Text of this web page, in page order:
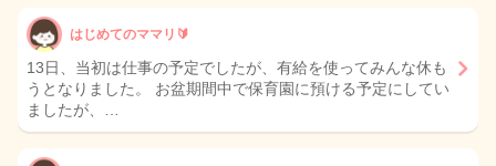
はじめてのママリ🔰
13日、当初は仕事の予定でしたが、有給を使ってみんな休も
うとなりました。 お盆期間中で保育園に預ける予定にしてい
ましたが、…